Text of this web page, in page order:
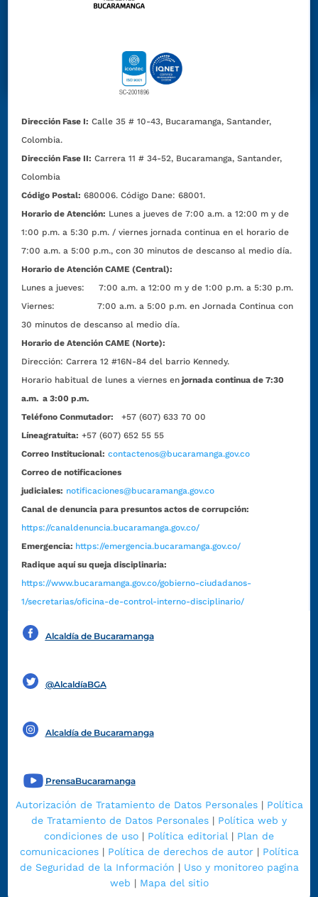
Dirección Fase I: Calle 35 # 10-43, Bucaramanga, Santander,
Colombia.
Dirección Fase II: Carrera 11 # 34-52, Bucaramanga, Santander,
Colombia
Código Postal: 680006. Código Dane: 68001.
Horario de Atención: Lunes a jueves de 7:00 a.m. a 12:00 m y de
1:00 p.m. a 5:30 p.m. / viernes jornada continua en el horario de
7:00 a.m. a 5:00 p.m., con 30 minutos de descanso al medio día.
Horario de Atención CAME (Central):
Lunes a jueves: 7:00 a.m. a 12:00 m y de 1:00 p.m. a 5:30 p.m.
Viernes: 7:00 a.m. a 5:00 p.m. en Jornada Continua con
30 minutos de descanso al medio día.
Horario de Atención CAME (Norte):
Dirección:Carrera 12 #16N-84 del barrio Kennedy.
Horario habitual de lunes a viernes en jornada continua de 7:30
a.m. a 3:00 p.m.
Teléfono Conmutador:
+57 (607) 633 70 00
Líneagratuita: +57 (607) 652 55 55
Correo Institucional: contactenos@bucaramanga.gov.co
Correo de notificaciones
judiciales: notificaciones@bucaramanga.gov.co
Canal de denuncia para presuntos actos de corrupción:
https://canaldenuncia.bucaramanga.gov.co/
Emergencia: https://emergencia.bucaramanga.gov.co/
Radique aquí su queja disciplinaria:
https://www.bucaramanga.gov.co/gobierno-ciudadanos-
1/secretarias/oficina-de-control-interno-disciplinario/
Alcaldía de Bucaramanga
@AlcaldíaBGA
Alcaldía de Bucaramanga
PrensaBucaramanga
Autorización de Tratamiento de Datos Personales| Política
de Tratamiento de Datos Personales | Política web y
condiciones de uso | Política editorial | Plan de
comunicaciones| Política de derechos de autor| Política
de Seguridad de la Información | Uso y monitoreo pagina
web | Mapa del sitio